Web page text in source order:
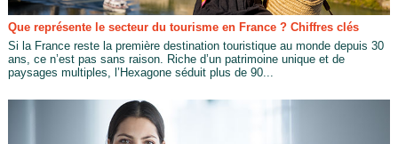
Que représente le secteur du tourisme en France ? Chiffres clés
Si la France reste la première destination touristique au monde depuis 30
ans, ce n’est pas sans raison. Riche d’un patrimoine unique et de
paysages multiples, l’Hexagone séduit plus de 90...